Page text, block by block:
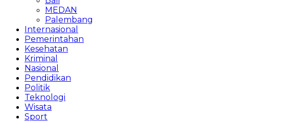
MEDAN
Palembang
Internasional
Pemerintahan
Kesehatan
Kriminal
Nasional
Pendidikan
Politik
Teknologi
Wisata
Sport